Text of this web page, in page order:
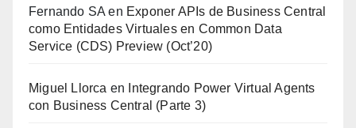
Fernando SA en Exponer APIs de Business Central
como Entidades Virtuales en Common Data
Service (CDS) Preview (Oct’20)
Miguel Llorca en
Integrando Power Virtual Agents
con Business Central (Parte 3)